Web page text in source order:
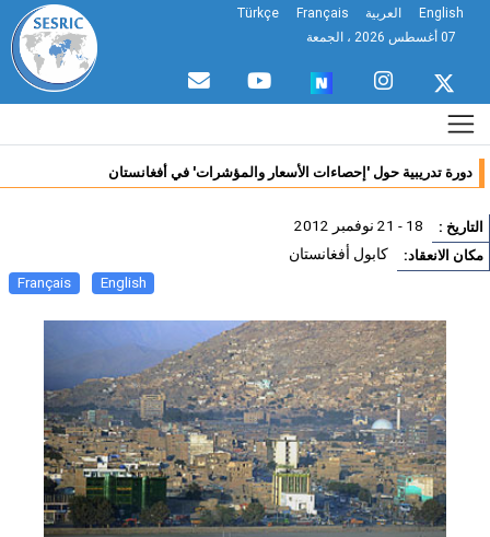
English العربية Français
Türkçe
دورة تدريبية حول 'إحصاءات الأسعار والمؤشرات' في أفغانستان
: 18 - 21 نوفمبر 2012
الانعقاد: كابول أفغانستان
English
Français